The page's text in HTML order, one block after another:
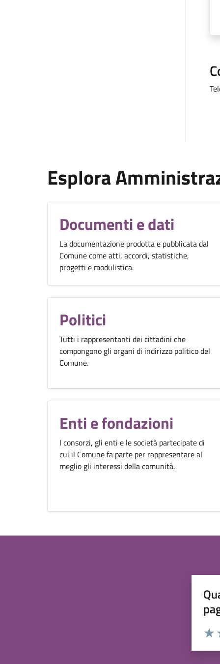
Esplora
Documenti e dati
La documentazione prodotta e pubblicata dal
Comune come atti, accordi, statistiche,
progetti e modulistica.
Politici
Tutti i rappresentanti dei cittadini che
compongono gli organi di indirizzo politico del
Comune.
Enti e fondazioni
I consorzi, gli enti e le società partecipate di
cui il Comune fa parte per rappresentare al
meglio gli interessi della comunità.